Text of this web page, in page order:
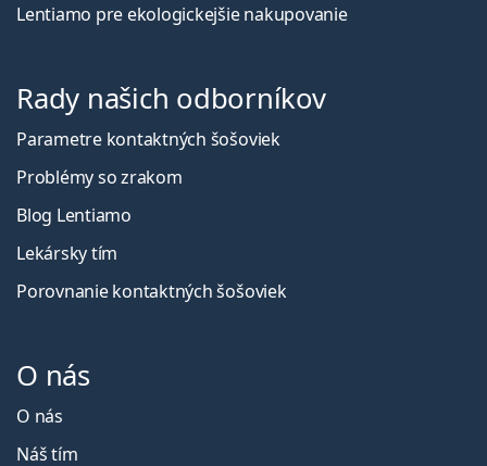
Lentiamo pre ekologickejšie nakupovanie
Rady našich odborníkov
Parametre kontaktných šošoviek
Problémy so zrakom
Blog Lentiamo
Lekársky tím
Porovnanie kontaktných šošoviek
O nás
O nás
Náš tím